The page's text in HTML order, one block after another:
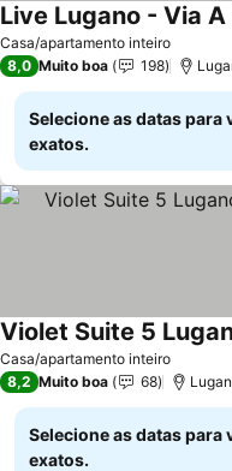
Casa/apartamento inteiro
Live Lugano - Via A
8,0 Muito boa 198
Selecione as datas para
exatos.
Casa/apartamento inteiro
8,2 Muito boa 68
Selecione as datas para
exatos.